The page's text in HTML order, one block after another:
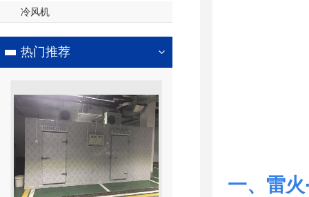
冷风机
热门推荐
一、雷